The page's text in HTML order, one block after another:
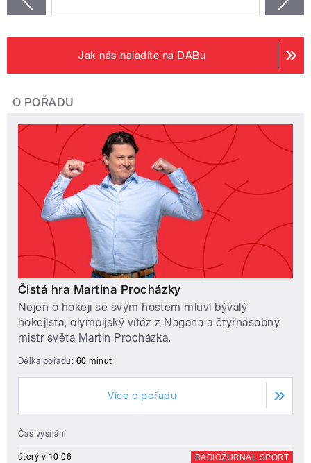
Jak nás naladíte na DABu
O POŘADU
Čistá hra Martina Procházky
Nejen o hokeji se svým hostem mluví bývalý
hokejista, olympijský vítěz z Nagana a čtyřnásobný
mistr světa Martin Procházka.
Délka pořadu: 60 minut
Více o pořadu
Čas vysílání
úterý v 10:06 RADIOŽURNÁL SPORT